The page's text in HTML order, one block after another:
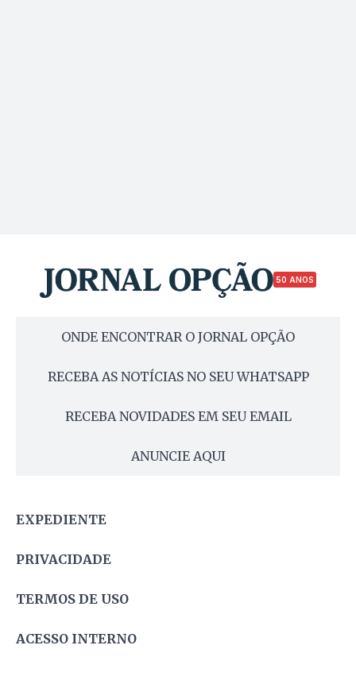
50 ANOS
ONDE ENCONTRAR O JORNAL OPÇÃO
RECEBA AS NOTÍCIAS NO SEU WHATSAPP
RECEBA NOVIDADES EM SEU EMAIL
ANUNCIE AQUI
EXPEDIENTE
PRIVACIDADE
TERMOS DE USO
ACESSO INTERNO